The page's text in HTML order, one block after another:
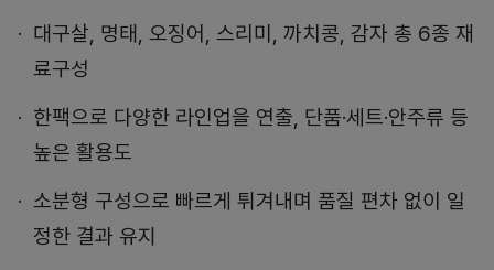
대구살, 명태, 오징어, 스리미, 까치콩, 감자 총 6종 재
료구성
한팩으로 다양한 라인업을 연출, 단품·세트·안주류 등
높은 활용도
소분형 구성으로 빠르게 튀겨내며 품질 편차 없이 일
정한 결과 유지